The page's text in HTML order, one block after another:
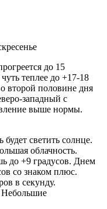
до 15
теплее до +17-18
второй половине дня
западный с
выше нормы.
будет светить солнце.
облачность.
до +9 градусов. Днем
со знаком плюс.
в секунду.